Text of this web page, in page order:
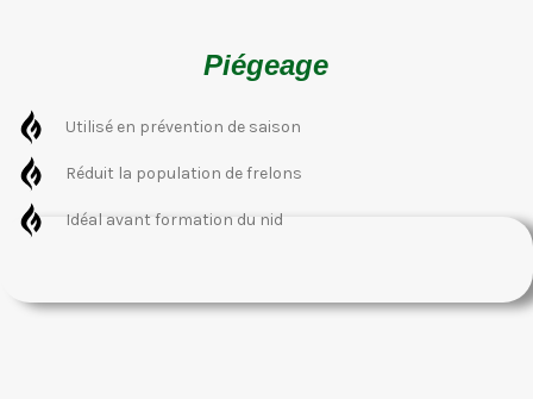
Piégeage
Utilisé en prévention de saison
Réduit la population de frelons
Idéal avant formation du nid